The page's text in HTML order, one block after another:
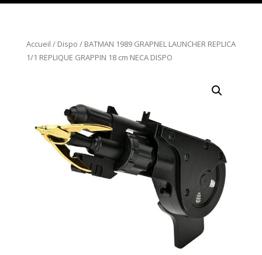
Accueil / Dispo / BATMAN 1989 GRAPNEL LAUNCHER REPLICA
1/1 REPLIQUE GRAPPIN 18 cm NECA DISPO